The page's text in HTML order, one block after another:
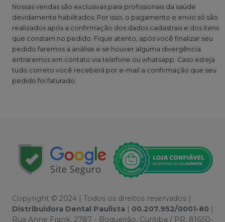
Nossas vendas são exclusivas para profissionais da saúde
devidamente habilitados. Por isso, o pagamento e envio só são
realizados após a confirmação dos dados cadastrais e dos itens
que constam no pedido. Fique atento, após você finalizar seu
pedido faremos a análise e se houver alguma divergência
entraremos em contato via telefone ou whatsapp. Caso esteja
tudo correto você receberá por e-mail a confirmação que seu
pedido foi faturado.
Copyright © 2024 | Todos os direitos reservados |
Distribuidora Dental Paulista | 00.207.952/0001-80 |
Rua Anne Frank, 2787 - Boqueirão, Curitiba / PR, 81650-